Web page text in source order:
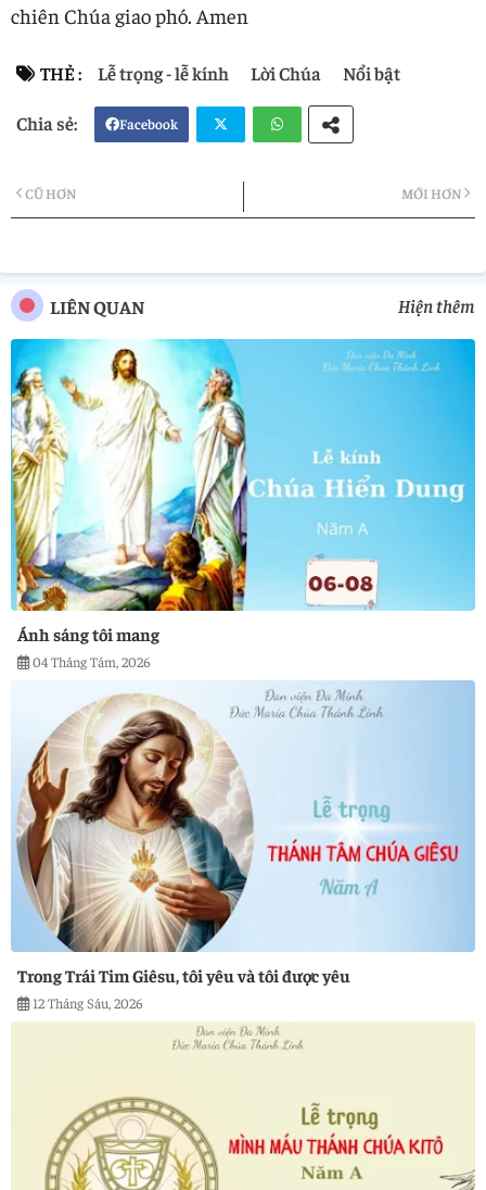
chiên Chúa giao phó. Amen
THẺ : Lễ trọng - lễ kính Lời Chúa Nổi bật
Facebook
MỚI HƠN
CŨ HƠN
LIÊN QUAN Hiện thêm
Ánh sáng tôi mang
04 Tháng Tám, 2026
Trong Trái Tim Giêsu, tôi yêu và tôi được yêu
12 Tháng Sáu, 2026